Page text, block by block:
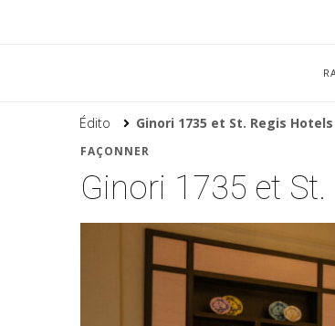
Édito Ginori 1735 et St. Regis
FAÇONNER
Ginori 1735 et